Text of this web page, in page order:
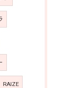
RAIZE